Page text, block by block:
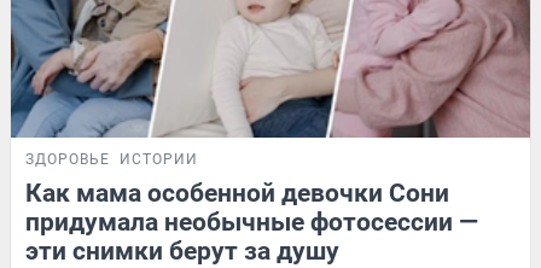
ЗДОРОВЬЕ ИСТОРИИ
Как мама особенной девочки Сони
придумала необычные фотосессии —
эти снимки берут за душу